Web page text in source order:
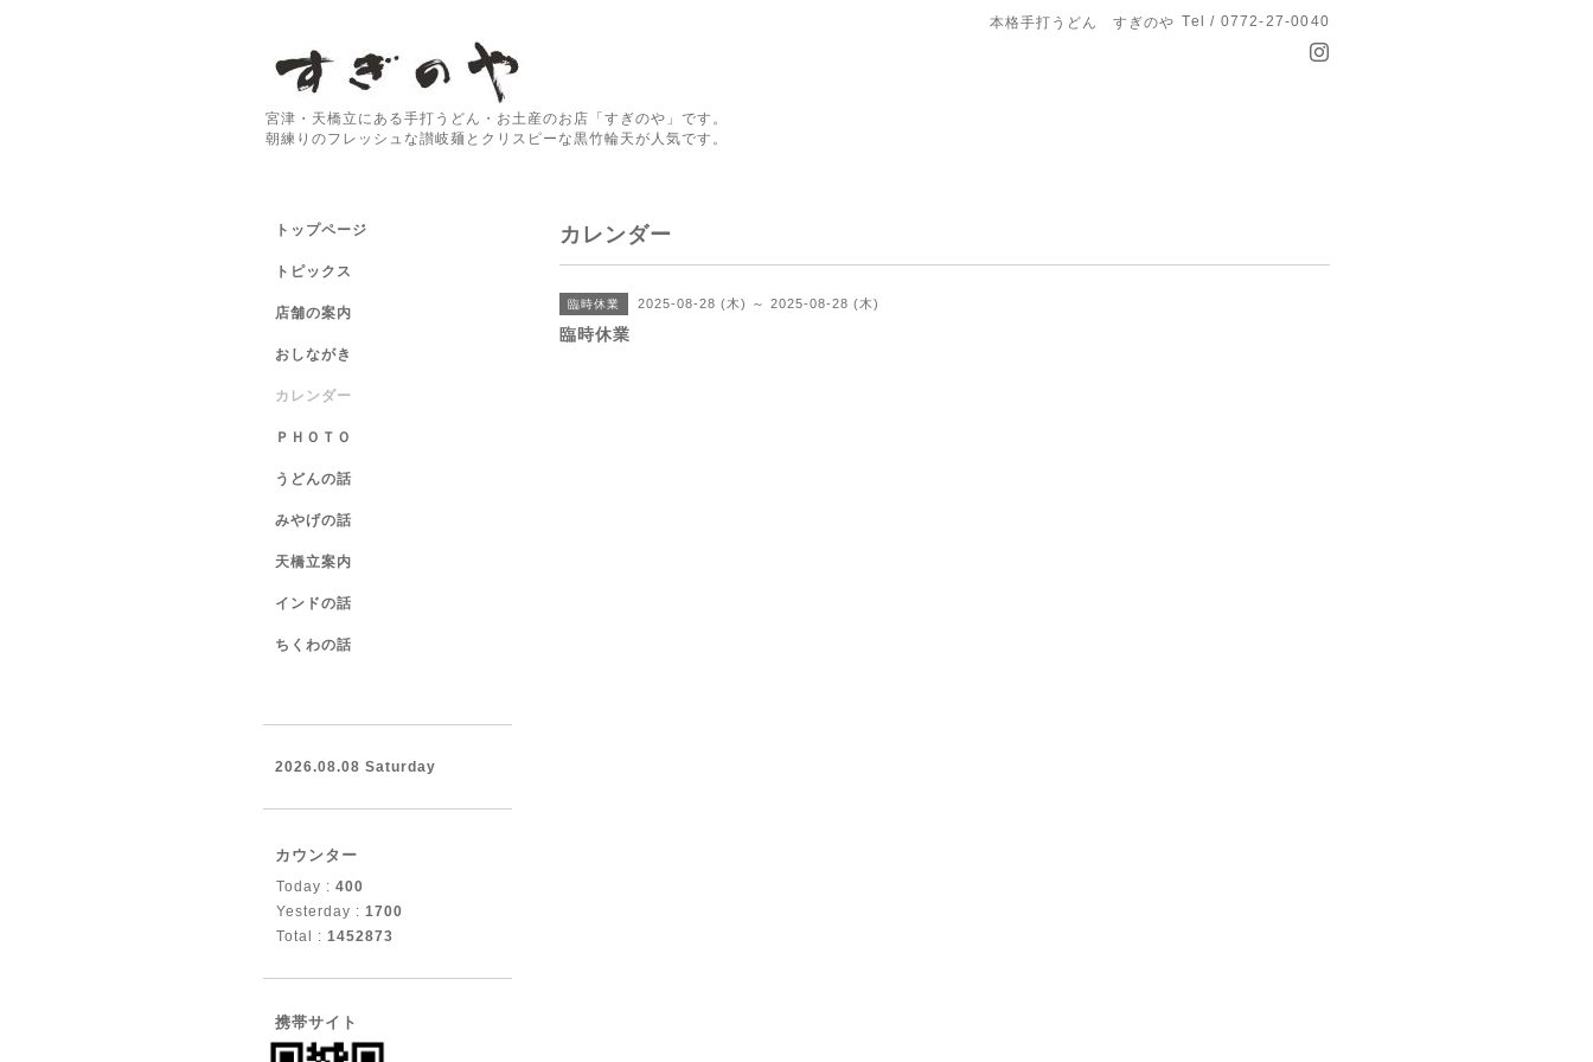
本格手打うどん すぎのや Tel / 0772-27-0040
宮津・天橋立にある手打うどん・お土産のお店「すぎのや」です。
朝練りのフレッシュな讃岐麺とクリスピーな黒竹輪天が人気です。
カレンダー
臨時休業 2025-08-28 (木) ～ 2025-08-28 (木)
臨時休業
トップページ
トピックス
店舗の案内
おしながき
カレンダー
ＰＨＯＴＯ
うどんの話
みやげの話
天橋立案内
インドの話
ちくわの話
2026.08.08 Saturday
カウンター
Today : 400
Yesterday : 1700
Total : 1452873
携帯サイト